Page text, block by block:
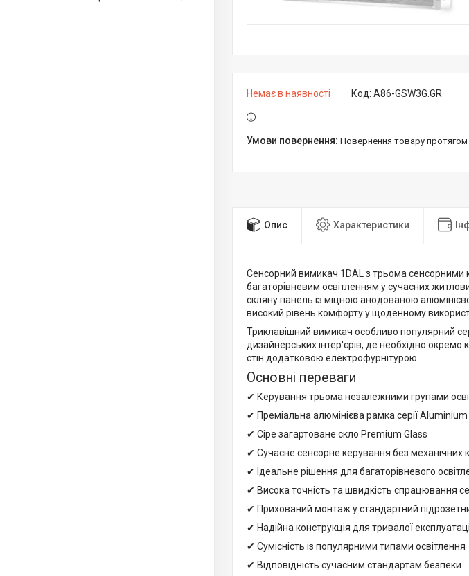
Немає в наявності Код: A86-GSW3G.GR
повернення товару протягом
Опис Характеристики
Сенсорний вимикач 1DAL з трьома
багаторівневим освітленням у сучасних
скляну панель із міцною анодованою
високий рівень комфорту у щоденному
Триклавішний вимикач особливо популярний
дизайнерських інтер'єрів, де необхідно
стін додатковою електрофурнітурою.
Основні переваги
✔ Керування трьома незалежними групами
✔ Преміальна алюмінієва рамка серії
✔ Сіре загартоване скло Premium Glass
✔ Сучасне сенсорне керування без механічних
✔ Ідеальне рішення для багаторівневого
✔ Висока точність та швидкість спрацювання
✔ Прихований монтаж у стандартний
✔ Надійна конструкція для тривалої
✔ Сумісність із популярними типами освітлення
✔ Відповідність сучасним стандартам безпеки